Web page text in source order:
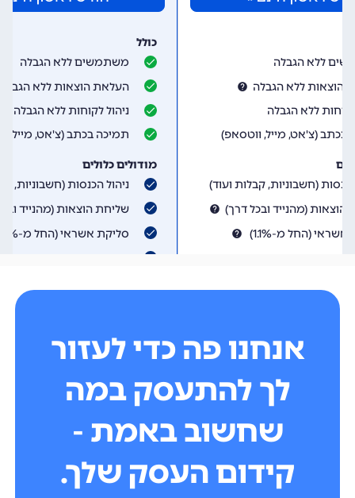
אנחנו פה כדי לעזור
לך להתעסק במה
שחשוב באמת -
קידום העסק שלך.